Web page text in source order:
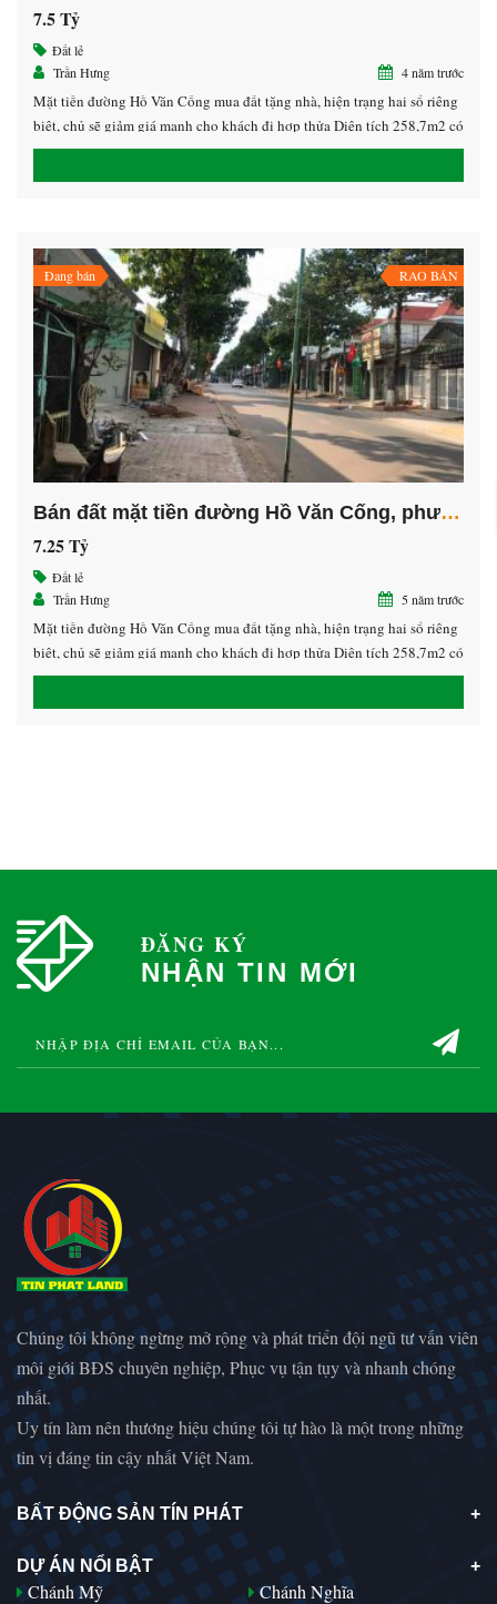
7.5 Tỷ
Đất lẻ
Trần Hưng
4 năm trước
Mặt tiền đường Hồ Văn Cống mua đất tặng nhà, hiện trạng hai sổ riêng
biệt, chủ sẽ giảm giá mạnh cho khách đi hợp thửa Diện tích 258,7m2 có
152m2 ODT Hướng Tây Nam Giá 7,x tỷ ( còn bớt giá làm sổ) LH
Đang bán RAO BÁN
Bán đất mặt tiền đường Hồ Văn Cống, phường Tân An, Thủ Dầu Một, Bình Dương
7.25 Tỷ
Đất lẻ
Trần Hưng
5 năm trước
Mặt tiền đường Hồ Văn Cống mua đất tặng nhà, hiện trạng hai sổ riêng
biệt, chủ sẽ giảm giá mạnh cho khách đi hợp thửa Diện tích 258,7m2 có
152m2 ODT Hướng Tây Nam Giá 7,xxxtỷ ( còn bớt giá làm sổ) LH
ĐĂNG KÝ
NHẬN TIN MỚI
Chúng tôi không ngừng mở rộng và phát triển đội ngũ tư vấn viên
môi giới BĐS chuyên nghiệp, Phục vụ tận tụy và nhanh chóng
nhất.
Uy tín làm nên thương hiệu chúng tôi tự hào là một trong những
tin vị đáng tin cậy nhất Việt Nam.
BẤT ĐỘNG SẢN TÍN PHÁT
DỰ ÁN NỔI BẬT
Chánh Mỹ Chánh Nghĩa